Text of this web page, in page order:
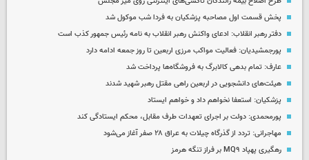
پخش قسمت اول مصاحبه پزشکیان به فردا شب موکول شد
دفتر رهبر انقلاب: ادعای واکنش رهبر انقلاب به نامه رئیس جمهور کذب است
پورجمشیدیان: فعالیت مواکب مرزی اربعین تا روز جمعه ادامه دارد
عارف: تمام بدهی کالابرگ به فروشگاه‌ها پرداخت شد
هیئت‌های دانشجویی در اربعین راهی مقتل رهبر شهید شدند
پزشکیان: استعفا نخواهم داد و خواهم ایستاد
پورمحمدی: دولت بر اجرای تعهدات طرف مقابل، محکم ایستادگی کند
مهاجرانی: تردد از گذرگاه چیلات به عراق ۲۸ صفر آغاز می‌شود
رهگیری پهپاد MQ۹ بر فراز تنگه هرمز